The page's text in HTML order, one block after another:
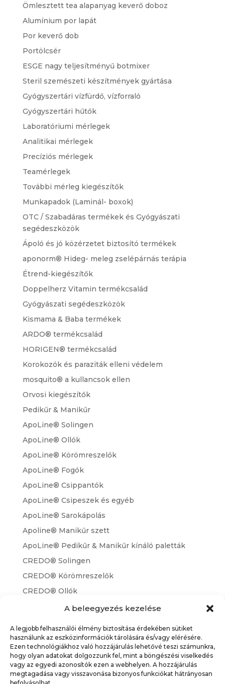
A beleegyezés kezelése
A legjobb felhasználói élmény biztosítása érdekében sütiket
használunk az eszközinformációk tárolására és/vagy elérésére.
Ezen technológiákhoz való hozzájárulás lehetővé teszi számunkra,
hogy olyan adatokat dolgozzunk fel, mint a böngészési viselkedés
vagy az egyedi azonosítók ezen a webhelyen. A hozzájárulás
megtagadása vagy visszavonása bizonyos funkciókat hátrányosan
Ömlesztett tea alapanyag keverő doboz
Alumínium por lapát
Por keverő dob
Portölcsér
ESGE nagy teljesítményű botmixer
Steril szemészeti készítmények gyártása
Gyógyszertári vízfürdő, vízforraló
Gyógyszertári hűtők
Laboratóriumi mérlegek
Analitikai mérlegek
Precíziós mérlegek
Teamérlegek
További mérleg kiegészítők
Munkapadok (Laminál- boxok)
OTC / Szabadáras termékek és Gyógyászati
segédeszközök
Ápoló és jó közérzetet biztosító termékek
aponorm® Hideg- meleg zselépárnás terápia
Étrend-kiegészítők
Doppelherz Vitamin termékcsalád
Gyógyászati segédeszközök
Kismama & Baba termékek
ARDO® termékcsalád
HORIGEN® termékcsalád
Korokozók és paraziták elleni védelem
mosquito® a kullancsok ellen
Orvosi kiegészítők
Pedikűr & Manikűr
ApoLine® Solingen
ApoLine® Ollók
ApoLine® Körömreszelők
ApoLine® Fogók
ApoLine® Csippantók
ApoLine® Csipeszek és egyéb
ApoLine® Sarokápolás
Apoline® Manikűr szett
ApoLine® Pedikűr & Manikűr kínáló paletták
CREDO® Solingen
CREDO® Körömreszelők
CREDO® Ollók
CREDO® Pedikűr & Manikűr kínáló paletták
Lázmérők
Vérnyomásmérők